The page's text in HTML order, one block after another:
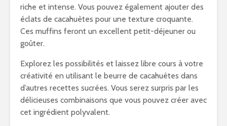
riche et intense. Vous pouvez également ajouter des
éclats de cacahuètes pour une texture croquante.
Ces muffins feront un excellent petit-déjeuner ou
goûter.
Explorez les possibilités et laissez libre cours à votre
créativité en utilisant le beurre de cacahuètes dans
d’autres recettes sucrées. Vous serez surpris par les
délicieuses combinaisons que vous pouvez créer avec
cet ingrédient polyvalent.